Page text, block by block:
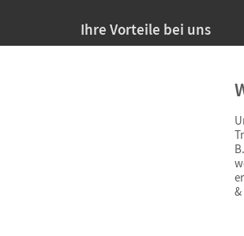
Ihre Vorteile bei uns
Persönliche Angebote für
Sicheres Einkaufen mit
Widerrufsfrist
Schnelle und einfache